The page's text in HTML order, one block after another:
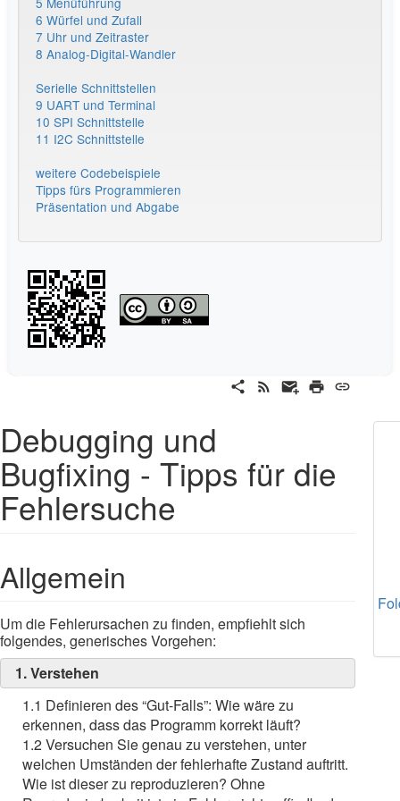
6 Würfel und Zufall
7 Uhr und Zeitraster
8 Analog-Digital-Wandler
Serielle Schnittstellen
9 UART und Terminal
10 SPI Schnittstelle
11 I2C Schnittstelle
weitere Codebeispiele
Tipps fürs Programmieren
Präsentation und Abgabe
Debugging und
Bugfixing - Tipps für die
Fehlersuche
Allgemein
Um die Fehlerursachen zu finden, empfiehlt sich
folgendes, generisches Vorgehen:
1. Verstehen
1.1 Definieren des “Gut-Falls”: Wie wäre zu
erkennen, dass das Programm korrekt läuft?
1.2 Versuchen Sie genau zu verstehen, unter
welchen Umständen der fehlerhafte Zustand auftritt.
Wie ist dieser zu reproduzieren? Ohne